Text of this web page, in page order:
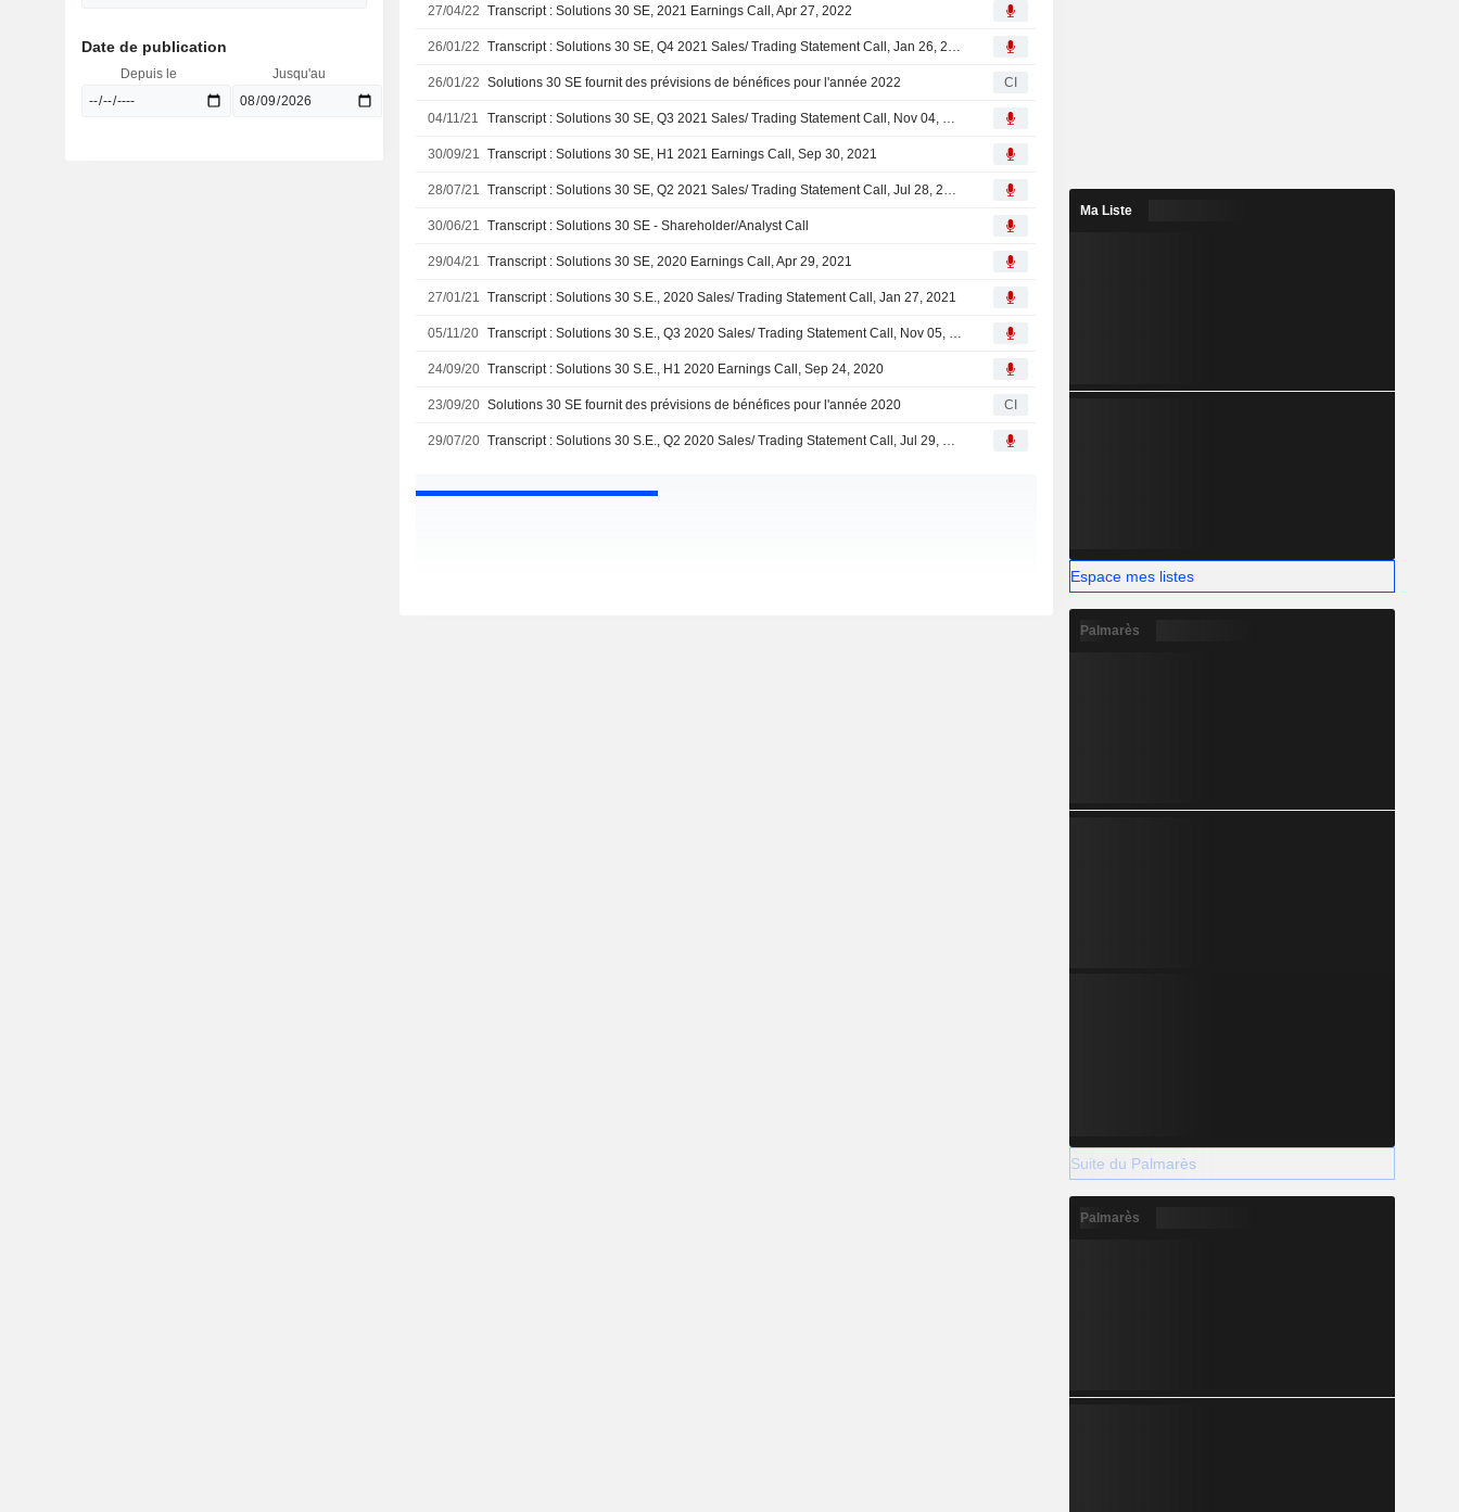
27/04/22 Transcript : Solutions 30 SE, 2021 Earnings Call, Apr 27, 2022
26/01/22 Transcript : Solutions 30 SE, Q4 2021 Sales/ Trading Statement Call, Jan 26, 2022
26/01/22 Solutions 30 SE fournit des prévisions de bénéfices pour l'année 2022 CI
04/11/21 Transcript : Solutions 30 SE, Q3 2021 Sales/ Trading Statement Call, Nov 04, 2021
30/09/21 Transcript : Solutions 30 SE, H1 2021 Earnings Call, Sep 30, 2021
28/07/21 Transcript : Solutions 30 SE, Q2 2021 Sales/ Trading Statement Call, Jul 28, 2021
30/06/21 Transcript : Solutions 30 SE - Shareholder/Analyst Call
29/04/21 Transcript : Solutions 30 SE, 2020 Earnings Call, Apr 29, 2021
27/01/21 Transcript : Solutions 30 S.E., 2020 Sales/ Trading Statement Call, Jan 27, 2021
05/11/20 Transcript : Solutions 30 S.E., Q3 2020 Sales/ Trading Statement Call, Nov 05, 2020
24/09/20 Transcript : Solutions 30 S.E., H1 2020 Earnings Call, Sep 24, 2020
23/09/20 Solutions 30 SE fournit des prévisions de bénéfices pour l'année 2020 CI
29/07/20 Transcript : Solutions 30 S.E., Q2 2020 Sales/ Trading Statement Call, Jul 29, 2020
Date de publication
Depuis le Jusqu'au
Ma Liste
Espace mes listes
Palmarès
Suite du Palmarès
Palmarès